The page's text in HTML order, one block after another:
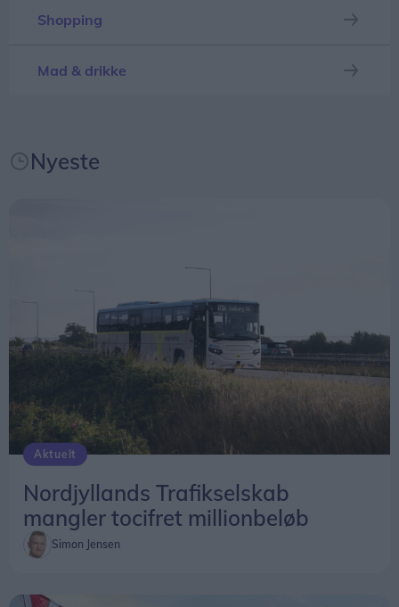
Shopping
Mad & drikke
Nyeste
Aktuelt
Nordjyllands Trafikselskab
mangler tocifret millionbeløb
Simon Jensen